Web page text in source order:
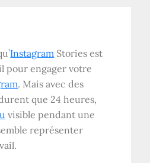
Instagram Stories est
pour engager votre
. Mais avec des
que 24 heures,
visible pendant une
représenter